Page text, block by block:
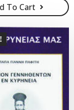
To Cart